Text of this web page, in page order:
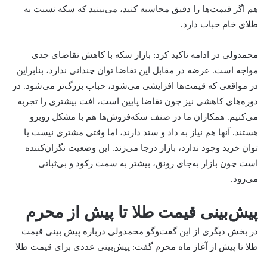
هم اگر قیمت‌ها را دقیق محاسبه کنید، می‌بینید که سکه نسبت به
طلای خام حباب دارد.
محمدولی در ادامه تاکید کرد: بازار سکه با کاهش تقاضای جدی
مواجه است. عرضه در مقابل این تقاضا توان چندانی ندارد، بنابراین
در مواقعی که قیمت‌ها افزایشی می‌شود، حباب بزرگ‌تر می‌شود. در
دوره‌های کاهشی نیز چون تقاضا پایین است، افت بیشتری را تجربه
می‌کنیم. همکاران ما در صنف سکه‌فروش‌ها هم با مشکل روبرو
هستند. آنها هم نیاز به داد و ستد دارند، اما وقتی مشتری نیست یا
توان خرید وجود ندارد، بازار درجا می‌زند. این وضعیت نگران‌کننده
است چون بازار به‌جای رونق، بیشتر به سمت رکود و بی‌ثباتی
می‌رود.
پیش‌بینی قیمت طلا تا پیش از محرم
در بخش دیگری از این گفت‌وگو محمدولی درباره پیش بینی قیمت
طلا تا پیش از آغاز ماه محرم گفت: پیش‌بینی عددی برای قیمت طلا